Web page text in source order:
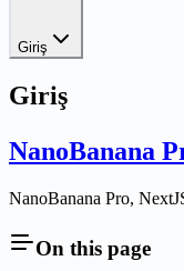
Giriş
Giriş
NanoBanana
NanoBanana Pro,
On this page